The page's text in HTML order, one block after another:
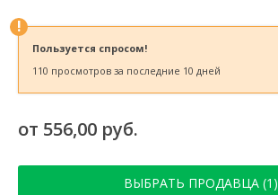
!
Пользуется спросом!
110 просмотров за последние 10 дней
от 556,00 руб.
ВЫБРАТЬ ПРОДАВЦА (1)